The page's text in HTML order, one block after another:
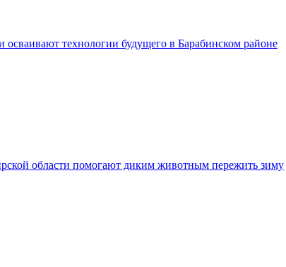
осваивают технологии будущего в Барабинском районе
области помогают диким животным пережить зиму